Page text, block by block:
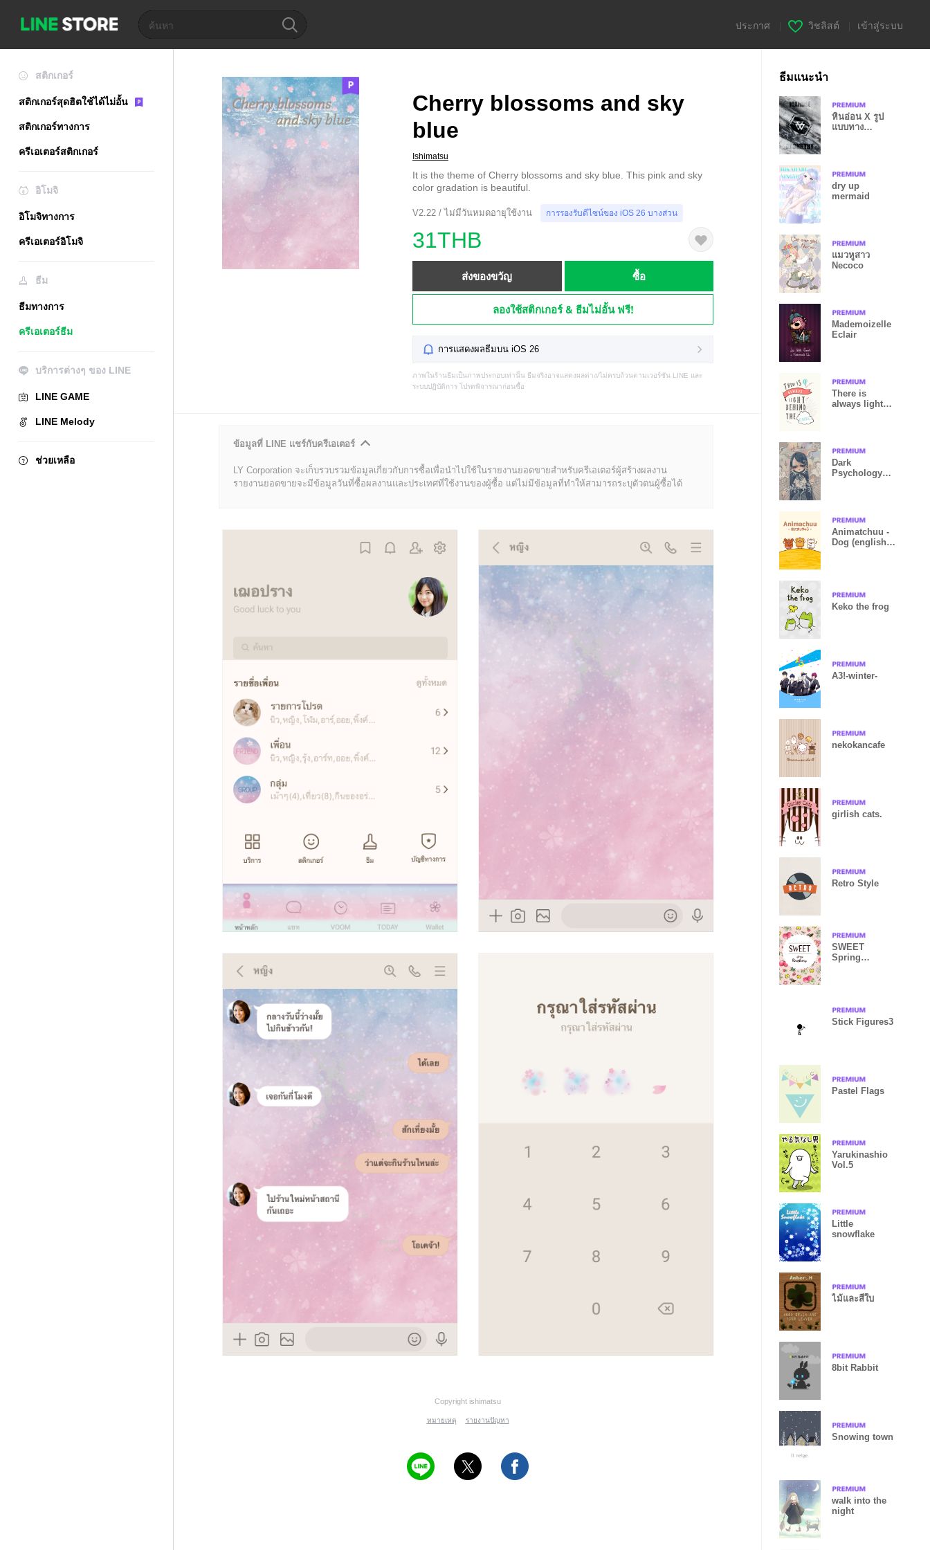
ประกาศ วิชลิสต์ เข้าสู่ระบบ
สติกเกอร์
สติกเกอร์สุดฮิตใช้ได้ไม่อั้น
สติกเกอร์ทางการ
ครีเอเตอร์สติกเกอร์
อิโมจิ
อิโมจิทางการ
ครีเอเตอร์อิโมจิ
ธีม
ธีมทางการ
ครีเอเตอร์ธีม
บริการต่างๆ ของ LINE
LINE GAME
LINE Melody
ช่วยเหลือ
Cherry blossoms and sky
blue
Ishimatsu
It is the theme of Cherry blossoms and sky blue. This pink and sky
color gradation is beautiful.
V2.22 / ไม่มีวันหมดอายุใช้งาน การรองรับดีไซน์ของ iOS 26 บางส่วน
31THB
ส่งของขวัญ ซื้อ
ลองใช้สติกเกอร์ & ธีมไม่อั้น ฟรี!
การแสดงผลธีมบน iOS 26
ภาพในร้านธีมเป็นภาพประกอบเท่านั้น ธีมจริงอาจแสดงผลต่าง/ไม่ครบถ้วนตามเวอร์ชัน LINE และ
ระบบปฏิบัติการ โปรดพิจารณาก่อนซื้อ
ข้อมูลที่ LINE แชร์กับครีเอเตอร์
LY Corporation จะเก็บรวบรวมข้อมูลเกี่ยวกับการซื้อเพื่อนำไปใช้ในรายงานยอดขายสำหรับครีเอเตอร์ผู้สร้างผลงาน
รายงานยอดขายจะมีข้อมูลวันที่ซื้อผลงานและประเทศที่ใช้งานของผู้ซื้อ แต่ไม่มีข้อมูลที่ทำให้สามารถระบุตัวตนผู้ซื้อได้
Copyright ishimatsu
หมายเหตุ รายงานปัญหา
ธีมแนะนำ
หินอ่อน X รูป
แบบทาง
dry up
mermaid
แมวหูสาว
Necoco
Mademoizelle
Eclair
There is
always light
Dark
Psychology
Animatchuu -
Dog (english
Keko the frog
A3!-winter-
nekokancafe
girlish cats.
Retro Style
SWEET
Spring
Stick Figures3
Pastel Flags
Yarukinashio
Vol.5
Little
snowflake
ไม้และสี่ใบ
8bit Rabbit
Snowing town
walk into the
night